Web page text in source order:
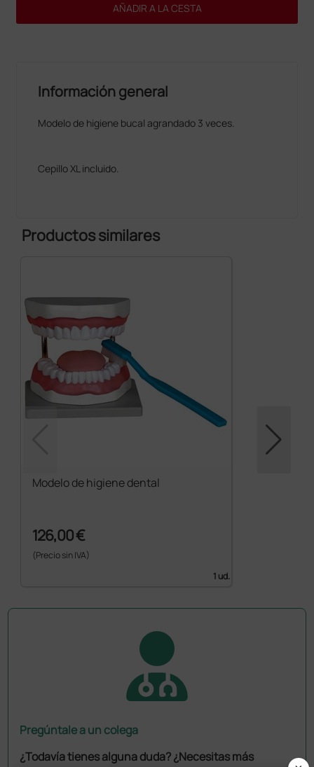
AÑADIR A LA CESTA
Información general
Modelo de higiene bucal agrandado 3 veces.
Cepillo XL incluido.
Productos similares
Modelo de higiene dental
126,00 €
(Precio sin IVA)
1 ud.
Pregúntale a un colega
¿Todavía tienes alguna duda? ¿Necesitas más